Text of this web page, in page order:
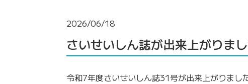
2026/06/18
さいせいしん誌が出来上がりまし
令和7年度さいせいしん誌31号が出来上がりまし